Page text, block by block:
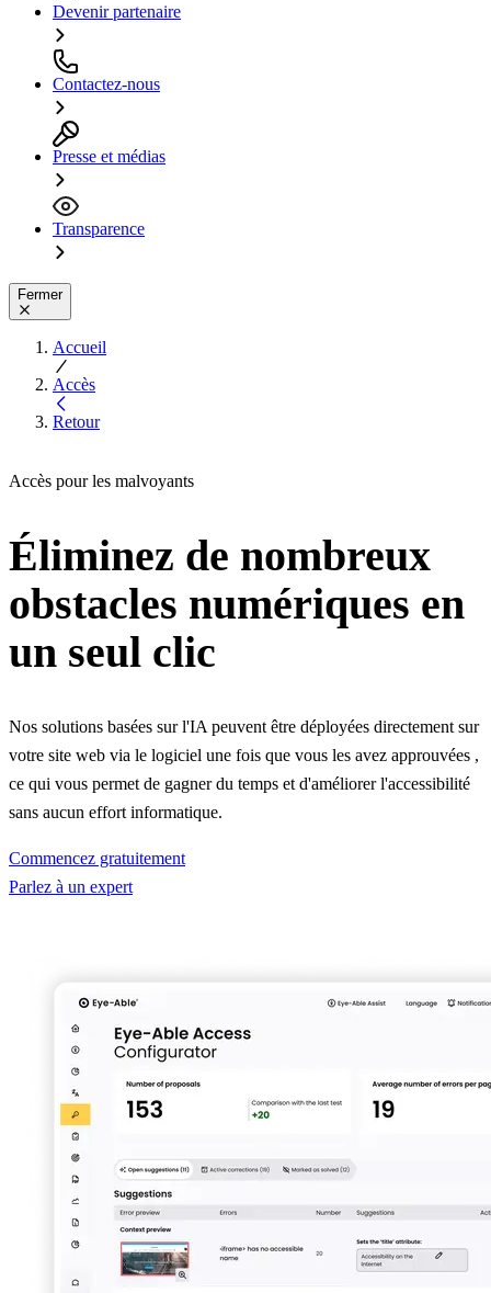
Devenir partenaire
Contactez-nous
Presse et médias
Transparence
Fermer
Accueil
Accès
Retour
Accès pour les malvoyants
Éliminez de nombreux
obstacles numériques en
un seul clic
Nos solutions basées sur l'IA peuvent être déployées directement sur
votre site web via le logiciel une fois que vous les avez approuvées ,
ce qui vous permet de gagner du temps et d'améliorer l'accessibilité
sans aucun effort informatique.
Commencez gratuitement
Parlez à un expert